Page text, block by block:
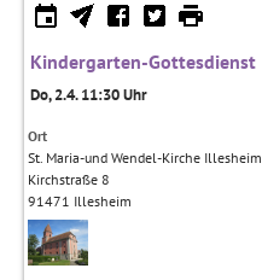
Kindergarten-Gottesdienst
Do, 2.4. 11:30 Uhr
Ort
St. Maria-und Wendel-Kirche Illesheim
Kirchstraße 8
91471 Illesheim